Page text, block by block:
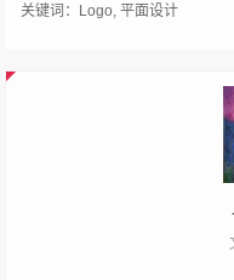
关键词： Logo ,平面设计